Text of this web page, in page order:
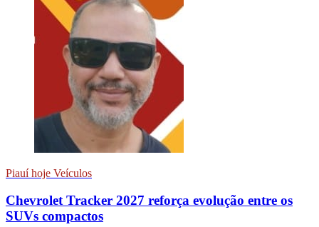
Piauí hoje Veículos
Chevrolet Tracker 2027 reforça evolução entre os
SUVs compactos